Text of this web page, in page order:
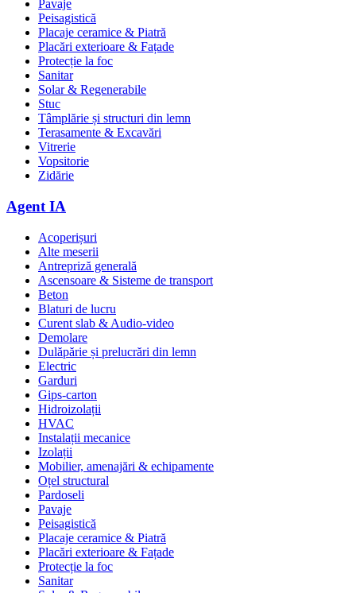
Pavaje
Peisagistică
Placaje ceramice & Piatră
Placări exterioare & Fațade
Protecție la foc
Sanitar
Solar & Regenerabile
Stuc
Tâmplărie și structuri din lemn
Terasamente & Excavări
Vitrerie
Vopsitorie
Zidărie
Agent IA
Acoperișuri
Alte meserii
Antrepriză generală
Ascensoare & Sisteme de transport
Beton
Blaturi de lucru
Curent slab & Audio-video
Demolare
Dulăpărie și prelucrări din lemn
Electric
Garduri
Gips-carton
Hidroizolații
HVAC
Instalații mecanice
Izolații
Mobilier, amenajări & echipamente
Oțel structural
Pardoseli
Pavaje
Peisagistică
Placaje ceramice & Piatră
Placări exterioare & Fațade
Protecție la foc
Sanitar